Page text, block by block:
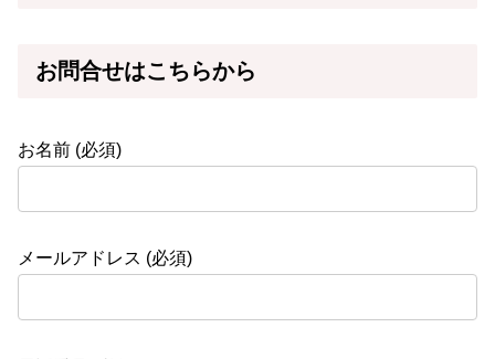
お問合せはこちらから
お名前 (必須)
メールアドレス (必須)